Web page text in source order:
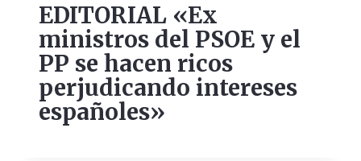
EDITORIAL «Ex
ministros del PSOE y el
PP se hacen ricos
perjudicando intereses
españoles»